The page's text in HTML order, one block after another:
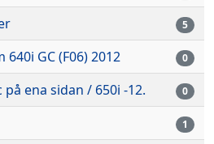
5
GC (F06) 2012 0
ena sidan / 650i -12. 0
1